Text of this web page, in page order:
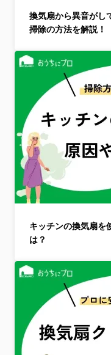
換気扇から異音がし
掃除の方法を解説！
キッチンの換気扇を
は？